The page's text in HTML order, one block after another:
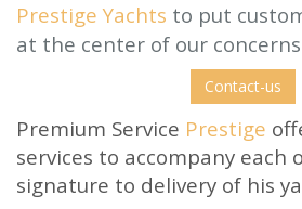
Prestige Yachts to put
at the center of our
Contact-us
Premium Service Prestige
services to accompany each
signature to delivery of his